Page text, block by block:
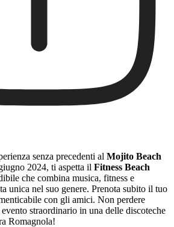
senza precedenti al Mojito Beach
2024, ti aspetta il Fitness Beach
che combina musica, fitness e
unica nel suo genere. Prenota subito il tuo
con gli amici. Non perdere
straordinario in una delle discoteche
Romagnola!